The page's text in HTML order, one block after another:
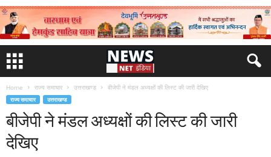
Home राज्य समाचार उत्तराखण्ड बीजेपी ने मंडल अध्यक्षों की लिस्ट की जारी देखिए
राज्य समाचार उत्तराखण्ड
बीजेपी ने मंडल अध्यक्षों की लिस्ट की जारी
देखिए